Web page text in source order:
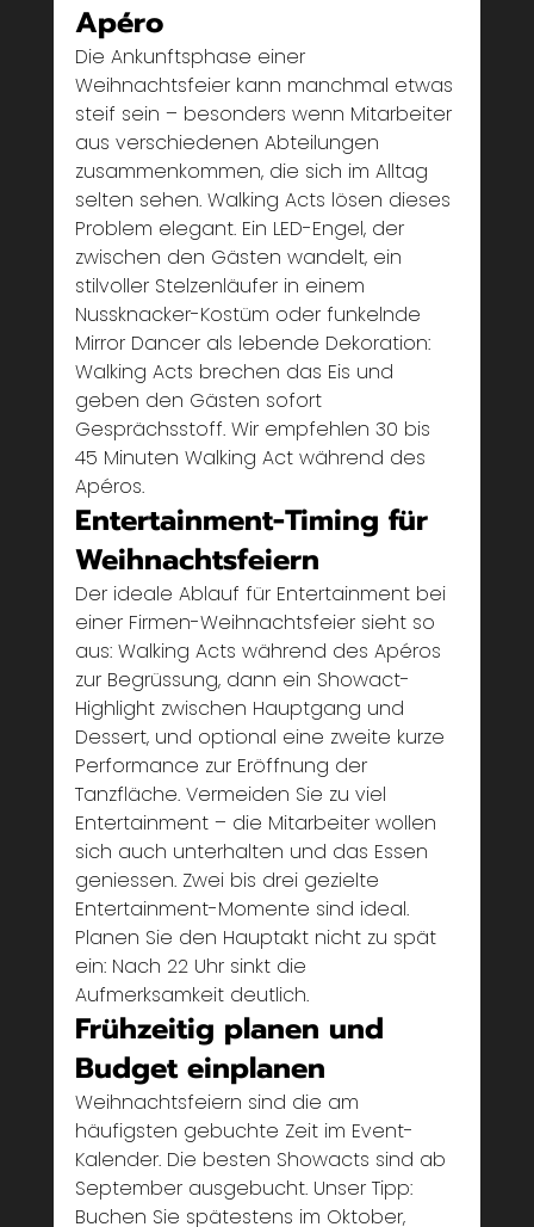
Apéro
Die Ankunftsphase einer
Weihnachtsfeier kann manchmal etwas
steif sein – besonders wenn Mitarbeiter
aus verschiedenen Abteilungen
zusammenkommen, die sich im Alltag
selten sehen. Walking Acts lösen dieses
Problem elegant. Ein LED-Engel, der
zwischen den Gästen wandelt, ein
stilvoller Stelzenläufer in einem
Nussknacker-Kostüm oder funkelnde
Mirror Dancer als lebende Dekoration:
Walking Acts brechen das Eis und
geben den Gästen sofort
Gesprächsstoff. Wir empfehlen 30 bis
45 Minuten Walking Act während des
Apéros.
Entertainment-Timing für
Weihnachtsfeiern
Der ideale Ablauf für Entertainment bei
einer Firmen-Weihnachtsfeier sieht so
aus: Walking Acts während des Apéros
zur Begrüssung, dann ein Showact-
Highlight zwischen Hauptgang und
Dessert, und optional eine zweite kurze
Performance zur Eröffnung der
Tanzfläche. Vermeiden Sie zu viel
Entertainment – die Mitarbeiter wollen
sich auch unterhalten und das Essen
geniessen. Zwei bis drei gezielte
Entertainment-Momente sind ideal.
Planen Sie den Hauptakt nicht zu spät
ein: Nach 22 Uhr sinkt die
Aufmerksamkeit deutlich.
Frühzeitig planen und
Budget einplanen
Weihnachtsfeiern sind die am
häufigsten gebuchte Zeit im Event-
Kalender. Die besten Showacts sind ab
September ausgebucht. Unser Tipp:
Buchen Sie spätestens im Oktober,